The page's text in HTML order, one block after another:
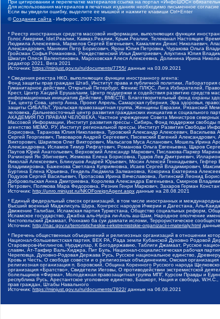
При цитировании и перепечатке материалов ссылка на портал «ИнфоШОС»
Для использования материалов в печатных изданиях необходимо письменное
Если вы увидели ошибку, выделите ее мышкой и нажмите клавиши Ctrl+Enter
©Создание сайта - Инфорос, 2007-2026
* Реестр иностранных средств массовой информации, выполняющих функции
Голос Америки, Idel.Реалии, Кавказ.Реалии, Крым.Реалии, Телеканал Настоящее
Людмила Алексеевна, Маркелов Сергей Евгеньевич, Камалягин Денис Николаевич,
Александрович, Маняхин Петр Борисович, Ярош Юлия Петровна, Чуракова Ольга
Гройсман Софья Романовна, Рождественский Илья Дмитриевич, Апухтина Юлия
Шмагун Олеся Валентиновна, Мароховская Алеся Алексеевна, Долинина Ирина
редактор 2021, Вега 2021
Источник: https://minjust.gov.ru/ru/documents/7755/ данные на 03.09.2021
* Сведения реестра НКО, выполняющих функции иностранного агента:
Фонд защиты прав граждан Штаб, Институт права и публичной политики,
Гуманитарное действие, Открытый Петербург, Феникс ПЛЮС, Лига Избирателей,
Крест, Центр Хасдей Ерушалаим, Центр поддержки и содействия развитию средств
информационных инициатив Действие, ВМЕСТЕ, Благотворительный фонд охраны
Так, центр Сова, центр Анна, Проект Апрель, Самарская губерния, Эра здоровья,
защиты СИБАЛЬТ, Уральская правозащитная группа, Женщины Евразии, Рязанский
человека, Дальневосточный центр развития гражданских инициатив и социального
АКАДЕМИЯ ПО ПРАВАМ ЧЕЛОВЕКА, Частное учреждение Совета Министров северных
Массовой Информации, Институт развития прессы - Сибирь, Фонд поддержки
агентство МЕМО. РУ, Институт региональной прессы, Институт Развития Свободы
Борисовна, Таранова Юлия Николаевна, Туровский Александр Алексеевич,
Сергей Георгиевич, Пивоваров Андрей Сергеевич, Писемский Евгений
Викторович, Шарипков Олег Викторович, Мальсагов Муса Асланович, Мошель Ирина
Александровна, Исламов Тимур Рифгатович, Романова Ольга Евгеньевна, Щаров
Паутов Юрий Анатольевич, Верховский Александр Маркович, Пислакова-Паркер
Рачинский Ян Збигневич, Жемкова Елена Борисовна, Гудков Лев Дмитриевич,
Николай Алексеевич, Блинушов Андрей Юрьевич, Мосин Алексей Геннадьевич,
Владимировна, Баженова Светлана Куприяновна, Исаев Сергей Владимирович,
Буртина Елена Юрьевна, Гендель Людмила Залмановна, Кокорина Екатерина
Подузов Сергей Васильевич, Протасова Ирина Вячеславовна, Литинский Леонид
Добровольская Анна Дмитриевна, Королева Александра Евгеньевна, Смирнов
Петрович, Полякова Мара Федоровна, Резник Генри Маркович, Захаров Герман
Источник: http://unro.minjust.ru/NKOForeignAgent.aspx данные на 28.08.2021
* Единый федеральный список организаций, в том числе иностранных и
Высший военный Маджлисуль Шура, Конгресс народов Ичкерии и Дагестана, Аль-
Движение Талибан, Исламская партия Туркестана, Общество социальных реформ,
Исламское государство, Джабха аль-Нусра ли-Ахль аш-Шам, Народное ополчение
Чистопольский Джамаат, Рохнамо ба суи давлати исломи, Террористическое
Источник: http://nac.gov.ru/terroristicheskie-i-ekstremistskie-organizacii-i-materialy.html
* Перечень общественных объединений и религиозных организаций в отношении
Национал-большевистская партия, ВЕК РА, Рада земли Кубанской Духовно Родовой
Староверов-Инглингов, Нурджулар, К Богодержавию, Таблиги Джамаат, Русское
славян, Ат-Такфир Валь-Хиджра, Пит Буль, Национал-социалистическая рабочая
Череповца, Духовно-Родовая Держава Русь, Русское национальное единство,
Кровь и Честь, О свободе совести и о религиозных объединениях, Омская
религиозная организация п. Боровский, Община Коренного Русского народа
организация «Братство», Свидетели Иеговы, О противодействии экстремистской
болельщиков «Фирма», Молодежная правозащитная группа МПГ, Курсом Правды и
республика Русь, Арестантское уголовное единство, Башкорт, Нация и свобода,
прав граждан, Штабы Навального
Источник: https://minjust.gov.ru/ru/documents/7822/ данные на 06.08.2021